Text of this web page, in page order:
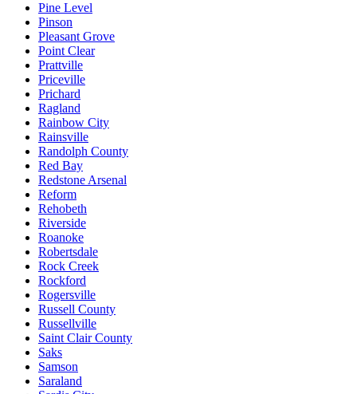
Pine Level
Pinson
Pleasant Grove
Point Clear
Prattville
Priceville
Prichard
Ragland
Rainbow City
Rainsville
Randolph County
Red Bay
Redstone Arsenal
Reform
Rehobeth
Riverside
Roanoke
Robertsdale
Rock Creek
Rockford
Rogersville
Russell County
Russellville
Saint Clair County
Saks
Samson
Saraland